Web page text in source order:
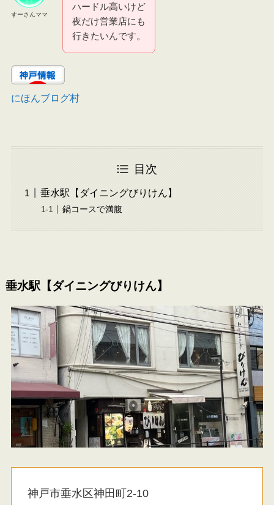
すーさんママ
ハードル高いけど
夜だけ営業店にも
行きたいんです。
にほんブログ村
目次
垂水駅【ダイニングびりけん】
鍋コースで満腹
垂水駅【ダイニングびりけん】
神戸市垂水区神田町2-10